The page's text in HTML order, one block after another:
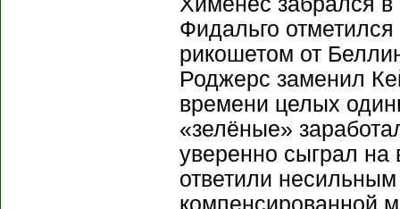
Фидальго
рикошетом от
Роджерс заменил
времени целых
«зелёные»
уверенно сыграл
ответили
компенсированной